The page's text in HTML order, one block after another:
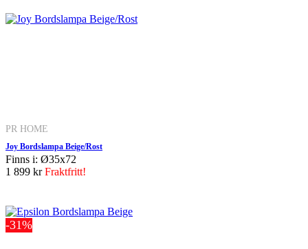
PR HOME
Joy Bordslampa Beige/Rost
Finns i: Ø35x72
1 899 krFraktfritt!
-31%